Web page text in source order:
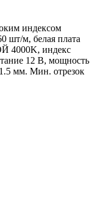
индексом
шт/м, белая плата
4000K, индекс
12 В, мощность
мм. Мин. отрезок